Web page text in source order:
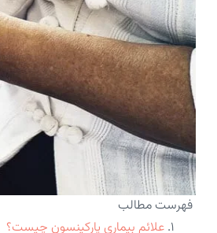
فهرست مطالب
علائم بیماری پارکینسون چیست؟